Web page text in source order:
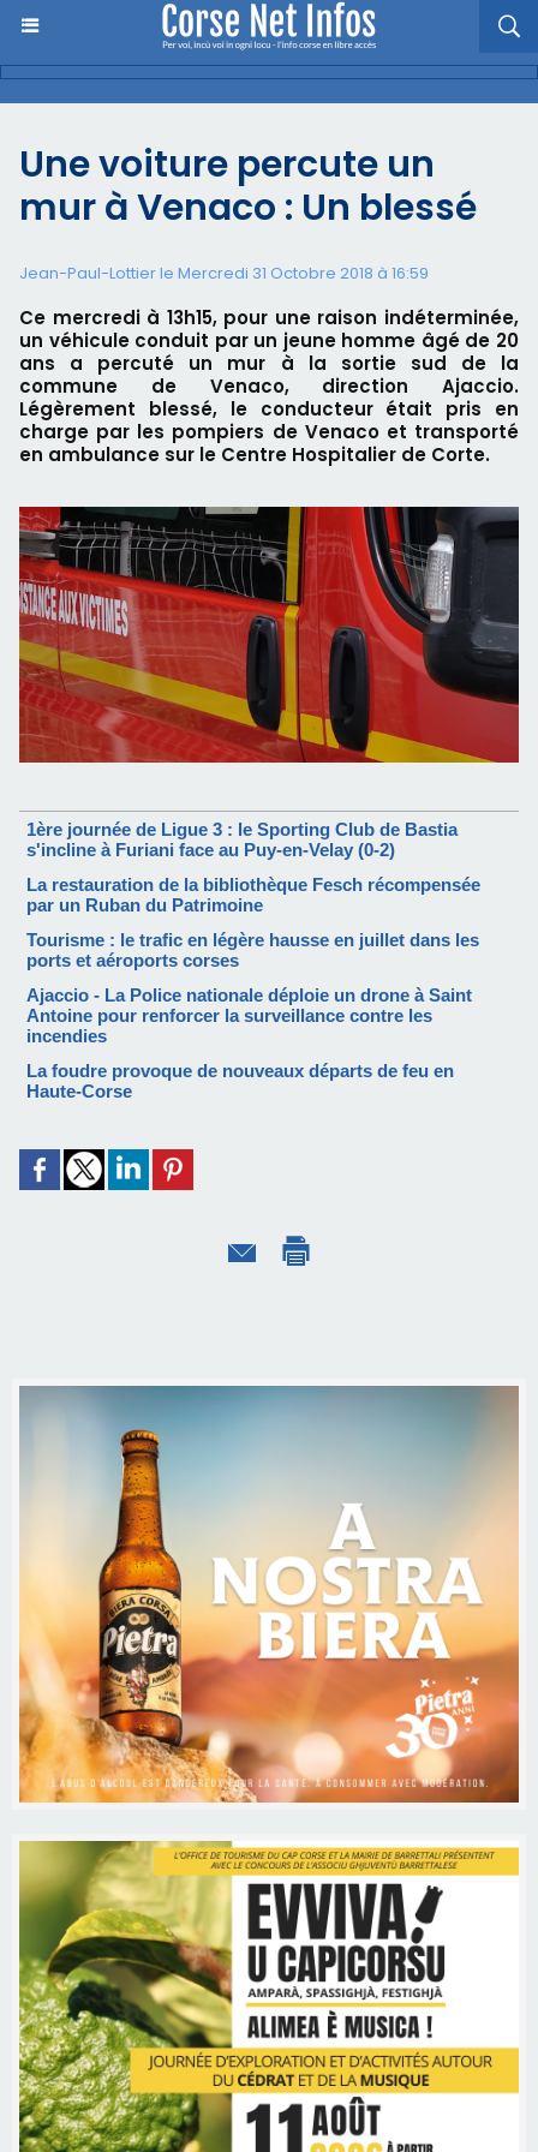
Une voiture percute un
mur à Venaco : Un blessé
Jean-Paul-Lottier le Mercredi 31 Octobre 2018 à 16:59
Ce mercredi à 13h15, pour une raison indéterminée,
un véhicule conduit par un jeune homme âgé de 20
ans a percuté un mur à la sortie sud de la
commune de Venaco, direction Ajaccio.
Légèrement blessé, le conducteur était pris en
charge par les pompiers de Venaco et transporté
en ambulance sur le Centre Hospitalier de Corte.
1ère journée de Ligue 3 : le Sporting Club de Bastia
s'incline à Furiani face au Puy-en-Velay (0-2)
La restauration de la bibliothèque Fesch récompensée
par un Ruban du Patrimoine
Tourisme : le trafic en légère hausse en juillet dans les
ports et aéroports corses
Ajaccio - La Police nationale déploie un drone à Saint
Antoine pour renforcer la surveillance contre les
incendies
La foudre provoque de nouveaux départs de feu en
Haute-Corse